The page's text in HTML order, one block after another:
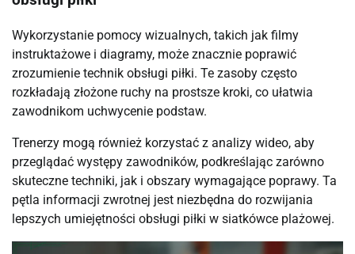
Wykorzystanie pomocy wizualnych, takich jak filmy
instruktażowe i diagramy, może znacznie poprawić
zrozumienie technik obsługi piłki. Te zasoby często
rozkładają złożone ruchy na prostsze kroki, co ułatwia
zawodnikom uchwycenie podstaw.
Trenerzy mogą również korzystać z analizy wideo, aby
przeglądać występy zawodników, podkreślając zarówno
skuteczne techniki, jak i obszary wymagające poprawy. Ta
pętla informacji zwrotnej jest niezbędna do rozwijania
lepszych umiejętności obsługi piłki w siatkówce plażowej.